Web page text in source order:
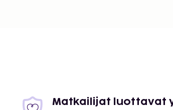
Matkailijat luottavat